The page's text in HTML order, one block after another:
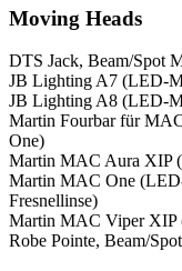
Moving Heads
DTS Jack, Beam/Spot
JB Lighting A7 (LED-
JB Lighting A8 (LED-
Martin Fourbar für
One)
Martin MAC Aura XIP
Martin MAC One
Fresnellinse)
Martin MAC Viper XIP
Robe Pointe, Beam/